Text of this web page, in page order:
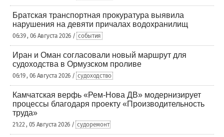
Братская транспортная прокуратура выявила
нарушения на девяти причалах водохранилищ
06:39 , 06 Августа 2026 / события
Иран и Оман согласовали новый маршрут для
судоходства в Ормузском проливе
06:19 , 06 Августа 2026 / судоходство
Камчатская верфь «Рем-Нова ДВ» модернизирует
процессы благодаря проекту «Производительность
труда»
21:22 , 05 Августа 2026 / судоремонт